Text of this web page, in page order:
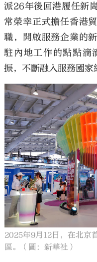
派26年後回港履任新
常榮幸正式擔任香港
職，開啟服務企業的
駐內地工作的點點滴
振，不斷融入服務國家
2025年9月12日，在北京
區。（圖：新華社）